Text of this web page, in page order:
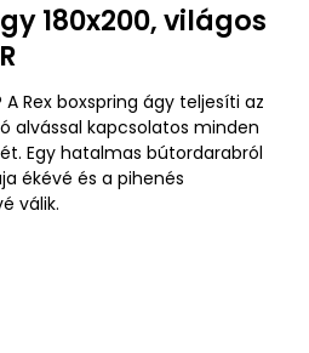
180x200, világos
Rex boxspring ágy teljesíti az
alvással kapcsolatos minden
Egy hatalmas bútordarabról
ékévé és a pihenés
válik.